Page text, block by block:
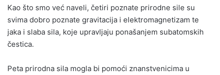
Kao što smo već naveli, četiri poznate prirodne sile su
svima dobro poznate gravitacija i elektromagnetizam te
jaka i slaba sila, koje upravljaju ponašanjem subatomskih
čestica.
Peta prirodna sila mogla bi pomoći znanstvenicima u